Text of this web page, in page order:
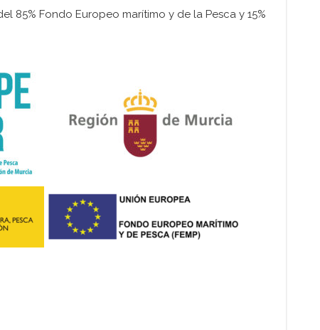
85% Fondo Europeo marítimo y de la Pesca y 15%